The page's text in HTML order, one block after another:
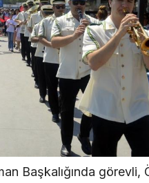
Başkalığında görevli,